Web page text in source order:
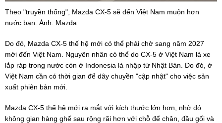
Theo "truyền thống", Mazda CX-5 sẽ đến Việt Nam muộn hơn
nước bạn. Ảnh: Mazda
Do đó, Mazda CX-5 thế hệ mới có thể phải chờ sang năm 2027
mới đến Việt Nam. Nguyên nhân có thể do CX-5 ở Việt Nam là xe
lắp ráp trong nước còn ở Indonesia là nhập từ Nhật Bản. Do đó, ở
Việt Nam cần có thời gian để dây chuyền "cập nhật" cho việc sản
xuất phiên bản mới.
Mazda CX-5 thế hệ mới ra mắt với kích thước lớn hơn, nhờ đó
không gian hàng ghế sau rộng rãi hơn với chỗ để chân, đầu gối và